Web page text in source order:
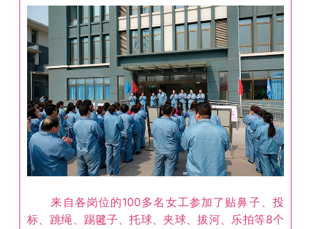
来自各岗位的100多名女工参加了贴鼻子、投
标、跳绳、踢毽子、托球、夹球、拔河、乐拍等8个